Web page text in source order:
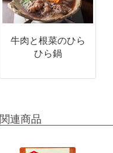
牛肉と根菜のひら
ひら鍋
関連商品